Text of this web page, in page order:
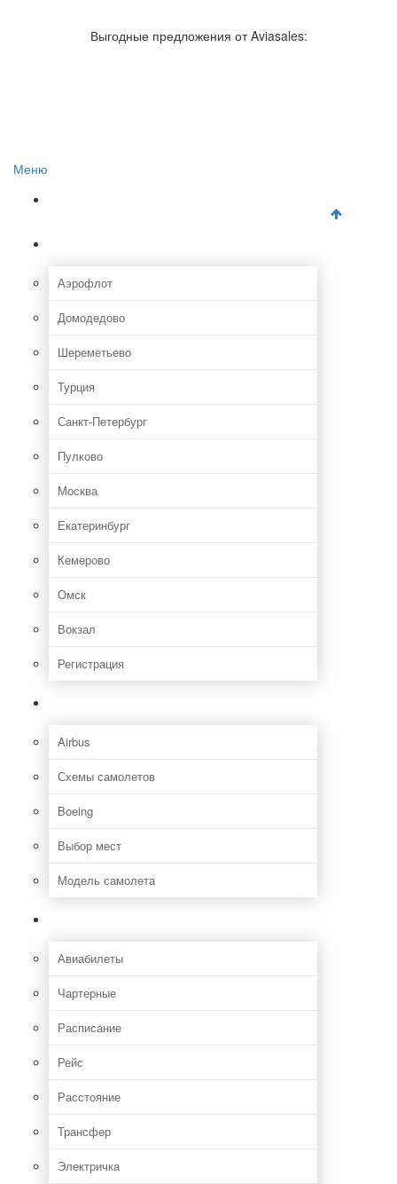
Отзывы об авиакомпаниях
Отзывы об аэропортах
Выгодные предложения от Aviasales:
Меню
Аэрофлот
Домодедово
Шереметьево
Турция
Санкт-Петербург
Пулково
Москва
Екатеринбург
Кемерово
Омск
Вокзал
Регистрация
Airbus
Схемы самолетов
Boeing
Выбор мест
Модель самолета
Авиабилеты
Чартерные
Расписание
Рейс
Расстояние
Трансфер
Электричка